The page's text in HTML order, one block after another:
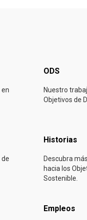
en
ODS
Nuestro
Objetivos de
Historias
Descubra
hacia los
Sostenible.
Empleos